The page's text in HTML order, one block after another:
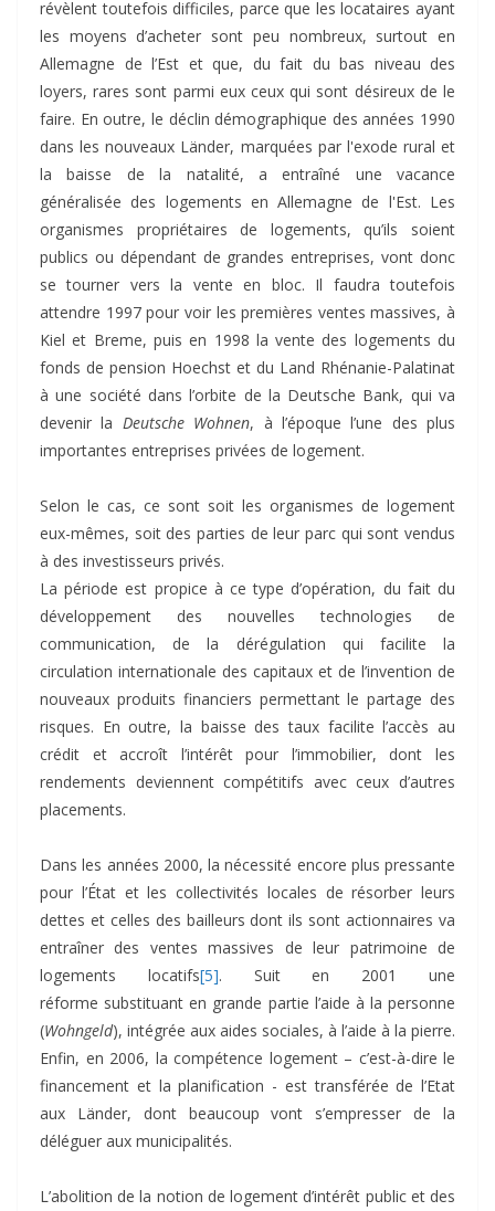
révèlent toutefois difficiles, parce que les locataires ayant
les moyens d’acheter sont peu nombreux, surtout en
Allemagne de l’Est et que, du fait du bas niveau des
loyers, rares sont parmi eux ceux qui sont désireux de le
faire. En outre, le déclin démographique des années 1990
dans les nouveaux Länder, marquées par l'exode rural et
la baisse de la natalité, a entraîné une vacance
généralisée des logements en Allemagne de l'Est. Les
organismes propriétaires de logements, qu’ils soient
publics ou dépendant de grandes entreprises, vont donc
se tourner vers la vente en bloc. Il faudra toutefois
attendre 1997 pour voir les premières ventes massives, à
Kiel et Breme, puis en 1998 la vente des logements du
fonds de pension Hoechst et du Land Rhénanie-Palatinat
à une société dans l’orbite de la Deutsche Bank, qui va
devenir la Deutsche Wohnen, à l’époque l’une des plus
importantes entreprises privées de logement.
Selon le cas, ce sont soit les organismes de logement
eux-mêmes, soit des parties de leur parc qui sont vendus
à des investisseurs privés.
La période est propice à ce type d’opération, du fait du
développement des nouvelles technologies de
communication, de la dérégulation qui facilite la
circulation internationale des capitaux et de l’invention de
nouveaux produits financiers permettant le partage des
risques. En outre, la baisse des taux facilite l’accès au
crédit et accroît l’intérêt pour l’immobilier, dont les
rendements deviennent compétitifs avec ceux d’autres
placements.
Dans les années 2000, la nécessité encore plus pressante
pour l’État et les collectivités locales de résorber leurs
dettes et celles des bailleurs dont ils sont actionnaires va
entraîner des ventes massives de leur patrimoine de
logements locatifs[5]. Suit en 2001 une
réforme substituant en grande partie l’aide à la personne
(Wohngeld), intégrée aux aides sociales, à l’aide à la pierre.
Enfin, en 2006, la compétence logement – c’est-à-dire le
financement et la planification - est transférée de l’Etat
aux Länder, dont beaucoup vont s’empresser de la
déléguer aux municipalités.
L’abolition de la notion de logement d’intérêt public et des